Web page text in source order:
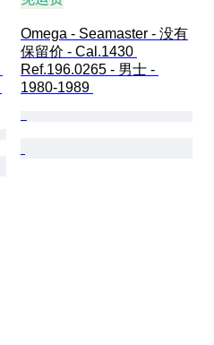
Omega - Seamaster - 没有
保留价 - Cal.1430
Ref.196.0265 - 男士 -
1980-1989